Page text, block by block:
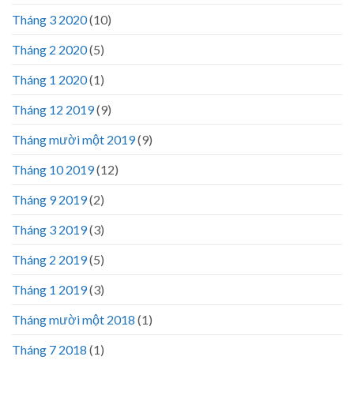
Tháng 3 2020(10)
Tháng 2 2020(5)
Tháng 1 2020(1)
Tháng 12 2019(9)
Tháng mười một 2019(9)
Tháng 10 2019(12)
Tháng 9 2019(2)
Tháng 3 2019(3)
Tháng 2 2019(5)
Tháng 1 2019(3)
Tháng mười một 2018 (1)
Tháng 7 2018 (1)